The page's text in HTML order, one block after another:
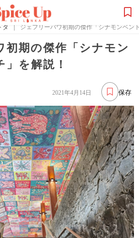
タ | ジェフリーバワ初期の傑作「シナモンベン
初期の傑作「シナモン
を解説！
保存
2021年4月14日